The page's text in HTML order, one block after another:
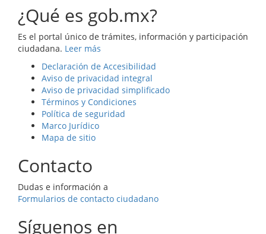
¿Qué es gob.mx?
Es el portal único de trámites, información y participación
ciudadana. Leer más
Declaración de Accesibilidad
Aviso de privacidad integral
Aviso de privacidad simplificado
Términos y Condiciones
Política de seguridad
Marco Jurídico
Mapa de sitio
Contacto
Dudas e información a
Formularios de contacto ciudadano
Síguenos en